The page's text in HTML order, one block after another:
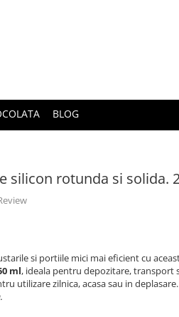
BLOG
silicon rotunda si solida.
si portiile mici mai eficient cu
ml, ideala pentru depozitare, transport
utilizare zilnica, acasa sau in deplasare.